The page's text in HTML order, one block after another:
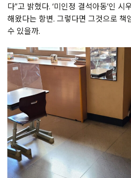
다”고 밝혔다. ‘미인정 결석아동’인 시
해왔다는 항변. 그렇다면 그것으로 책
수 있을까.